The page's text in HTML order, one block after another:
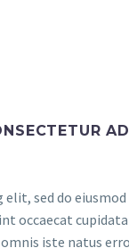
sed do
occaecat
iste natus